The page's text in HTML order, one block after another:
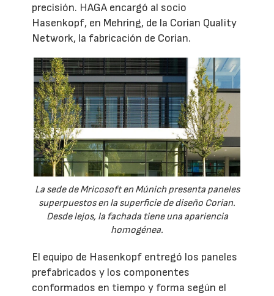
precisión. HAGA encargó al socio
Hasenkopf, en Mehring, de la Corian Quality
Network, la fabricación de Corian.
La sede de Mricosoft en Múnich presenta paneles
superpuestos en la superficie de diseño Corian.
Desde lejos, la fachada tiene una apariencia
homogénea.
El equipo de Hasenkopf entregó los paneles
prefabricados y los componentes
conformados en tiempo y forma según el